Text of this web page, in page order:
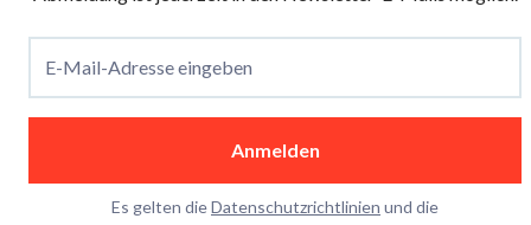
E-Mail-Adresse eingeben
Anmelden
Es gelten dieDatenschutzrichtlinien und die